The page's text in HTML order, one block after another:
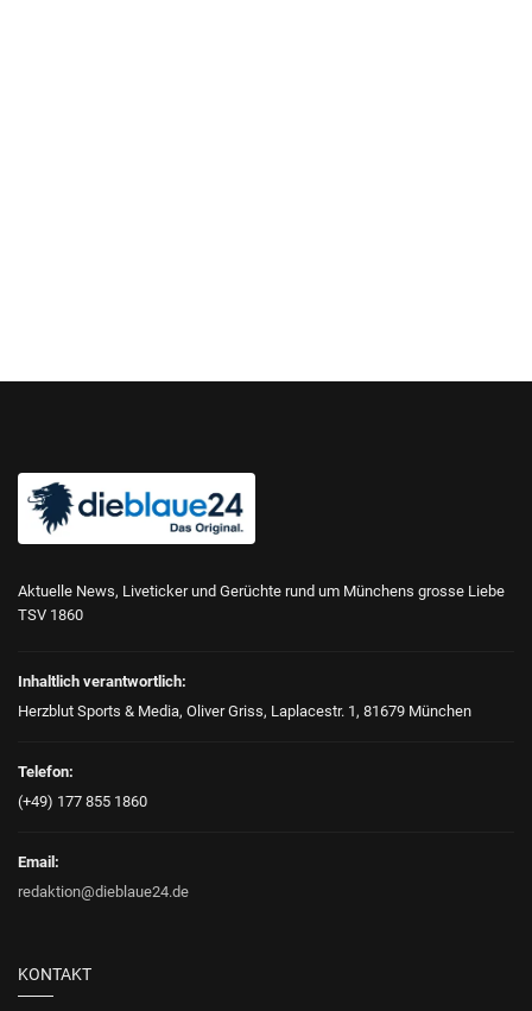
Aktuelle News, Liveticker und Gerüchte rund um Münchens grosse Liebe
TSV 1860
Inhaltlich verantwortlich:
Herzblut Sports & Media, Oliver Griss, Laplacestr. 1, 81679 München
Telefon:
(+49) 177 855 1860
Email:
redaktion@dieblaue24.de
KONTAKT